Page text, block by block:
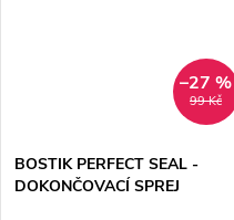
99 Kč
–27 %
BOSTIK PERFECT SEAL -
DOKONČOVACÍ SPREJ